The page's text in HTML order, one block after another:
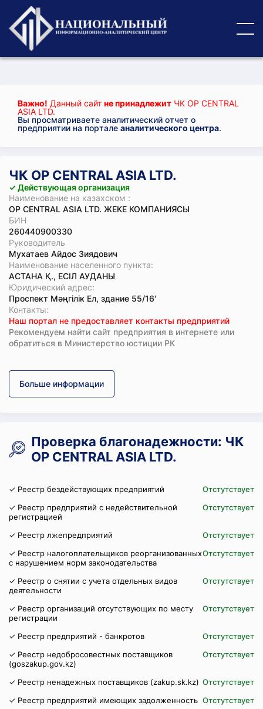
Важно! Данный сайт не принадлежит ЧК OP CENTRAL
ASIA LTD.
Вы просматриваете аналитический отчет о
предприятии на портале аналитического центра.
ЧК OP CENTRAL ASIA LTD.
✓ Действующая организация
Наименование на казахском :
OP CENTRAL ASIA LTD. ЖЕКЕ КОМПАНИЯСЫ
БИН
260440900330
Руководитель
Мухатаев Айдос Зиядович
Наименование населенного пункта:
АСТАНА Қ., ЕСІЛ АУДАНЫ
Юридический адрес:
Проспект Мәңгілік Ел, здание 55/16'
Koнтaкты:
Наш портал не предоставляет контакты предприятий
Рекомендуем найти сайт предприятия в интернете или
обратиться в Министерство юстиции РК
Больше информации
Проверка благонадежности: ЧК
OP CENTRAL ASIA LTD.
✓ Реестр бездействующих предприятий
Отстутствует
✓ Реестр предприятий с недействительной
регистрацией
Отстутствует
✓ Реестр лжепредприятий
Отстутствует
✓ Реестр налогоплательщиков реорганизованных
с нарушением норм законодательства
Отстутствует
✓ Реестр о снятии с учета отдельных видов
деятельности
Отстутствует
✓ Реестр организаций отсутствующих по месту
регистрации
Отстутствует
✓ Реестр предприятий - банкротов
Отстутствует
✓ Реестр недобросовестных поставщиков
(goszakup.gov.kz)
Отстутствует
✓ Реестр ненадежных поставщиков (zakup.sk.kz) Отстутствует
✓ Реестр предприятий имеющих задолженность Отстутствует